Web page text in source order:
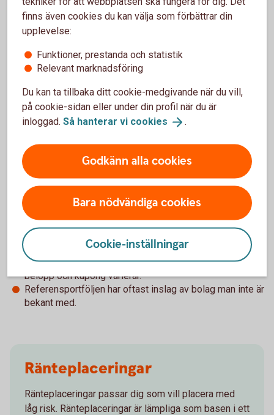
strukturerade komplexa
obligationer
Erbjuder en hög kupong jämfört med traditionella
företagsobligationer.
preferenser.
Kan handlas i lägre poster än 1 000 000 kr.
Nackdelar
Väsentligt mer komplexa än traditionella obligationer
och omfattas därmed av fler riskfaktorer att beakta vid
investering.
Konstruktionen kring återbetalning av underliggande
belopp och kupong varierar.
Referensportföljen har oftast inslag av bolag man inte är
bekant med.
Ränteplaceringar
Ränteplaceringar passar dig som vill placera med
låg risk. Ränteplaceringar är lämpliga som basen i ett
finns även cookies du kan välja som förbättrar din
upplevelse:
Funktioner, prestanda och statistik
Relevant marknadsföring
Du kan ta tillbaka ditt cookie-medgivande när du vill,
på cookie-sidan eller under din profil när du är
inloggad. Så hanterar vi cookies .
Godkänn alla cookies
Bara nödvändiga cookies
Cookie-inställningar